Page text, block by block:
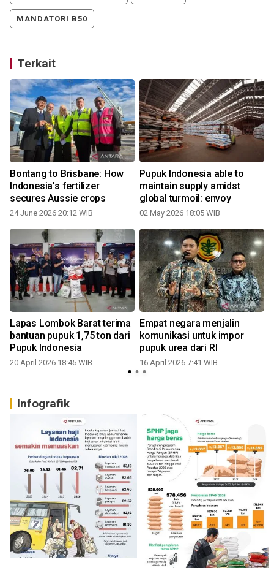
MANDATORI B50
Terkait
Bontang to Brisbane: How
Indonesia's fertilizer
secures Aussie crops
24 June 2026 20:12 WIB
Pupuk Indonesia able to
maintain supply amidst
global turmoil: envoy
02 May 2026 18:05 WIB
Lapas Lombok Barat terima
bantuan pupuk 1,75 ton dari
Pupuk Indonesia
20 April 2026 18:45 WIB
Empat negara menjalin
komunikasi untuk impor
pupuk urea dari RI
16 April 2026 7:41 WIB
Infografik